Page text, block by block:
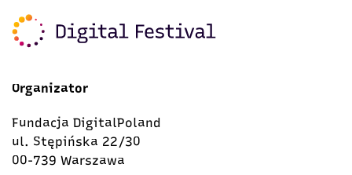
Organizator
Fundacja DigitalPoland
ul. Stępińska 22/30
00-739 Warszawa